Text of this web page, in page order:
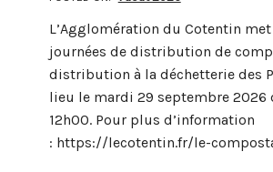
L’Agglomération du Cotentin
journées de distribution de
distribution à la déchetterie des
lieu le mardi 29 septembre 2026
12h00. Pour plus d’information
: https://lecotentin.fr/le-